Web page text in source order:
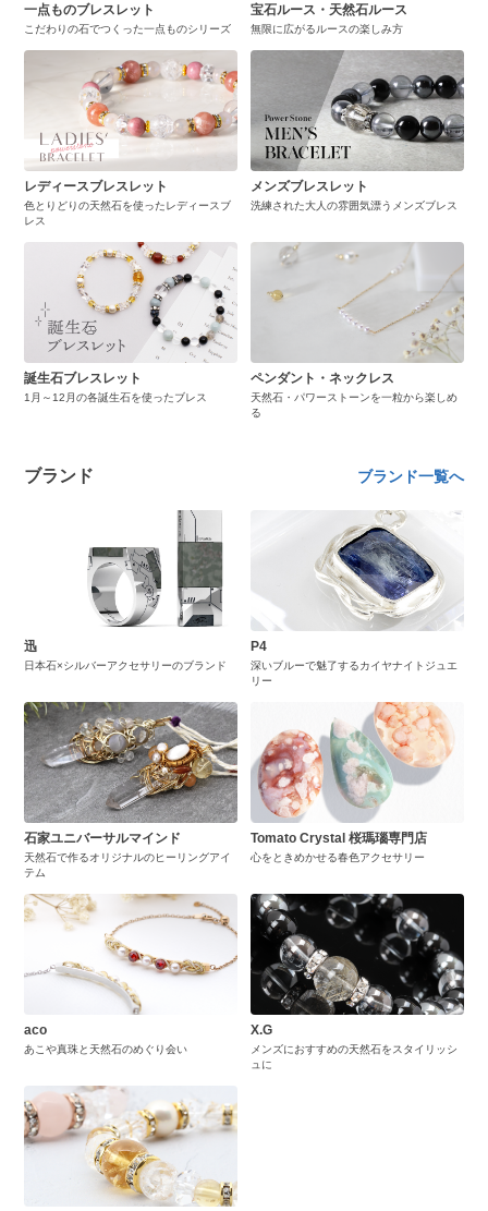
一点ものブレスレット
こだわりの石でつくった一点ものシリーズ
宝石ルース・天然石ルース
無限に広がるルースの楽しみ方
レディースブレスレット
色とりどりの天然石を使ったレディースブ
レス
メンズブレスレット
洗練された大人の雰囲気漂うメンズブレス
誕生石ブレスレット
1月～12月の各誕生石を使ったブレス
ペンダント・ネックレス
天然石・パワーストーンを一粒から楽しめ
る
ブランド ブランド一覧へ
迅
日本石×シルバーアクセサリーのブランド
P4
深いブルーで魅了するカイヤナイトジュエ
リー
石家ユニバーサルマインド
天然石で作るオリジナルのヒーリングアイ
テム
Tomato Crystal 桜瑪瑙専門店
心をときめかせる春色アクセサリー
aco
あこや真珠と天然石のめぐり会い
X.G
メンズにおすすめの天然石をスタイリッシ
ュに